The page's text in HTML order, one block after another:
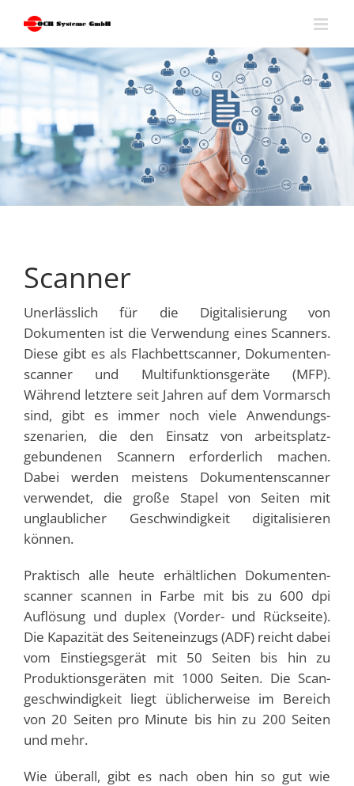
content
Scanner
Unerlässlich für die Digitalisierung von
Dokumenten ist die Verwendung eines Scanners.
Diese gibt es als Flach­bett­scanner, Dokumenten­
scanner und Multi­funktions­geräte (MFP).
Während letztere seit Jahren auf dem Vormarsch
sind, gibt es immer noch viele Anwendungs­
szenarien, die den Einsatz von arbeits­platz­
gebundenen Scannern erforderlich machen.
Dabei werden meistens Dokumenten­scanner
verwendet, die große Stapel von Seiten mit
unglaublicher Geschwindigkeit digitalisieren
können.
Praktisch alle heute erhältlichen Dokumenten­
scanner scannen in Farbe mit bis zu 600 dpi
Auflösung und duplex (Vorder- und Rückseite).
Die Kapazität des Seiteneinzugs (ADF) reicht dabei
vom Einstiegs­gerät mit 50 Seiten bis hin zu
Produktions­geräten mit 1000 Seiten. Die Scan­
geschwindigkeit liegt üblicherweise im Bereich
von 20 Seiten pro Minute bis hin zu 200 Seiten
und mehr.
Wie überall, gibt es nach oben hin so gut wie